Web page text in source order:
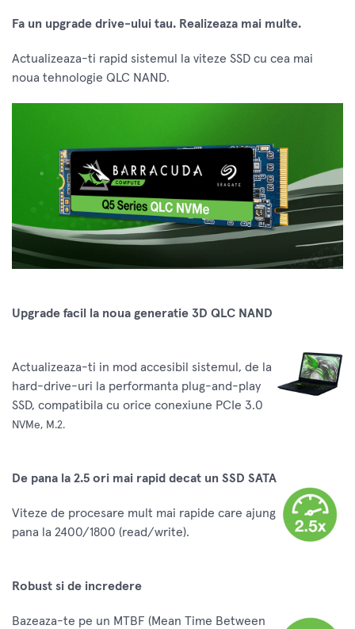
Fa un upgrade drive-ului tau. Realizeaza mai multe.
Actualizeaza-ti rapid sistemul la viteze SSD cu cea mai
noua tehnologie QLC NAND.
Upgrade facil la noua generatie 3D QLC NAND
Actualizeaza-ti in mod accesibil sistemul, de la
hard-drive-uri la performanta plug-and-play
SSD, compatibila cu orice conexiune PCIe 3.0
NVMe, M.2.
De pana la 2.5 ori mai rapid decat un SSD SATA
Viteze de procesare mult mai rapide care ajung
pana la 2400/1800 (read/write).
Robust si de incredere
Bazeaza-te pe un MTBF (Mean Time Between